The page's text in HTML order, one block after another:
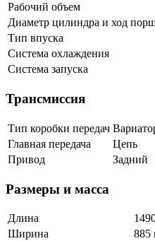
Рабочий объем
Диаметр цилиндра и ход
Тип впуска
Система охлаждения
Система запуска
Трансмиссия
Тип коробки передач
Главная передача
Цепь
Привод
Задний
Размеры и масса
Длина
Ширина
885